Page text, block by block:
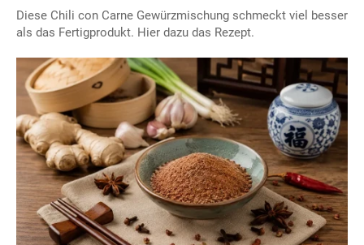
Diese Chili con Carne Gewürzmischung schmeckt viel besser
als das Fertigprodukt. Hier dazu das Rezept.